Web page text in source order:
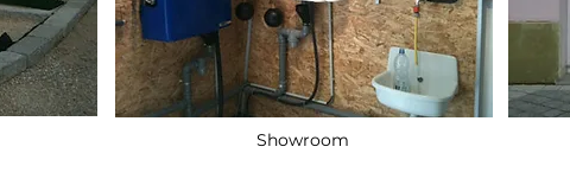
Showroom